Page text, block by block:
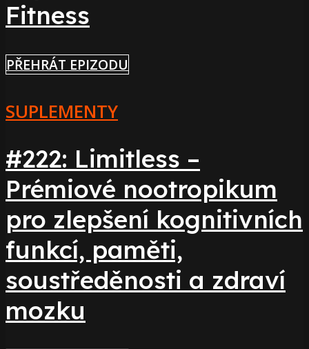
Fitness
PŘEHRÁT EPIZODU
SUPLEMENTY
#222: Limitless –
Prémiové nootropikum
pro zlepšení kognitivních
funkcí, paměti,
soustředěnosti a zdraví
mozku